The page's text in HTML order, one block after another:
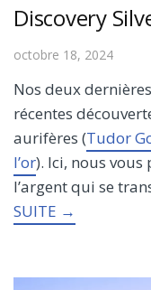
Discovery
octobre 18, 2024
Nos deux
récentes
aurifères (Tudor
l’or). Ici, nous
l’argent qui se
SUITE →